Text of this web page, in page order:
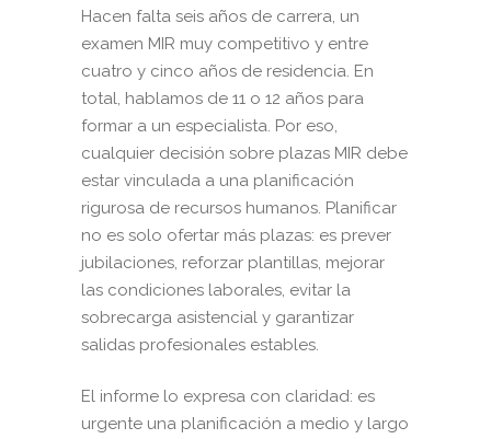
Hacen falta seis años de carrera, un
examen MIR muy competitivo y entre
cuatro y cinco años de residencia. En
total, hablamos de 11 o 12 años para
formar a un especialista. Por eso,
cualquier decisión sobre plazas MIR debe
estar vinculada a una planificación
rigurosa de recursos humanos. Planificar
no es solo ofertar más plazas: es prever
jubilaciones, reforzar plantillas, mejorar
las condiciones laborales, evitar la
sobrecarga asistencial y garantizar
salidas profesionales estables.
El informe lo expresa con claridad: es
urgente una planificación a medio y largo